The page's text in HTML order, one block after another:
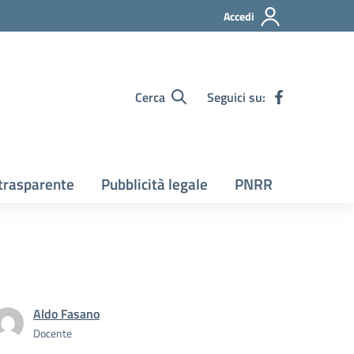
Accedi
Cerca Seguici su:
Pubblicità legale PNRR
Aldo Fasano
Docente